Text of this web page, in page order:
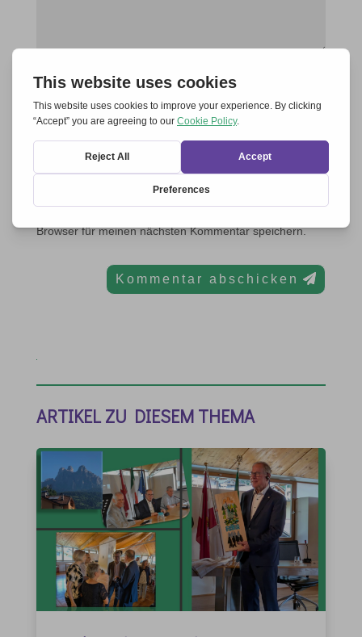
Browser für meinen nächsten Kommentar speichern.
Kommentar abschicken
ARTIKEL ZU DIESEM THEMA